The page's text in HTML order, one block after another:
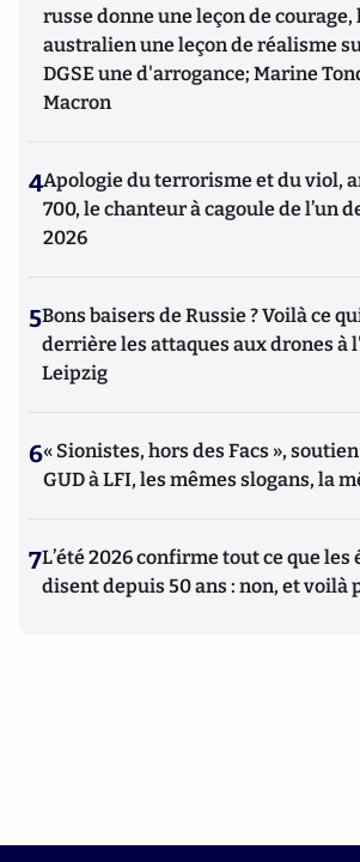
russe donne une leçon de courage,
australien une leçon de réalisme
DGSE une d'arrogance; Marine
Macron
4Apologie du terrorisme et du viol,
700, le chanteur à cagoule de l’un
2026
5Bons baisers de Russie ? Voilà ce
derrière les attaques aux drones à
Leipzig
6« Sionistes, hors des Facs »,
GUD à LFI, les mêmes slogans, la
7L’été 2026 confirme tout ce que les
disent depuis 50 ans : non, et voilà